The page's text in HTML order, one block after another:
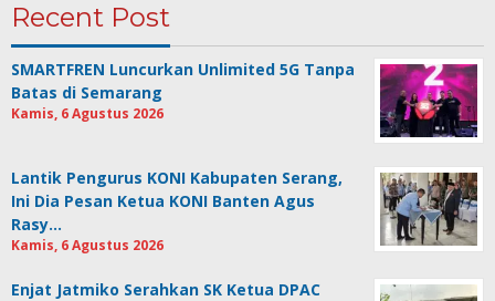
Recent Post
SMARTFREN Luncurkan Unlimited 5G Tanpa
Batas di Semarang
Kamis, 6 Agustus 2026
Lantik Pengurus KONI Kabupaten Serang,
Ini Dia Pesan Ketua KONI Banten Agus
Rasy…
Kamis, 6 Agustus 2026
Enjat Jatmiko Serahkan SK Ketua DPAC